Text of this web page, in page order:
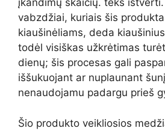
įkandimų skaičių. teks
vabzdžiai, kuriais šis
kiaušinėliams, deda
todėl visiškas užkrėtimas
dienų; šis procesas gali
iššukuojant ar nuplaunant
nenaudojamu padargu prieš
Šio produkto veikliosios